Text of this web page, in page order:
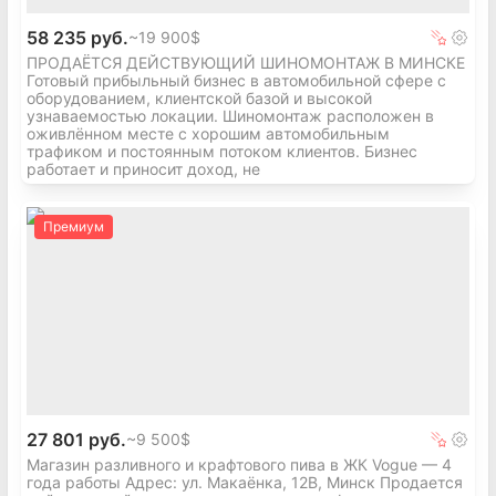
58 235 руб.~19 900$
ПРОДАЁТСЯ ДЕЙСТВУЮЩИЙ ШИНОМОНТАЖ В МИНСКЕ
Готовый прибыльный бизнес в автомобильной сфере с
оборудованием, клиентской базой и высокой
узнаваемостью локации. Шиномонтаж расположен в
оживлённом месте с хорошим автомобильным
трафиком и постоянным потоком клиентов. Бизнес
работает и приносит доход, не
Премиум
27 801 руб.~9 500$
Магазин разливного и крафтового пива в ЖК Vogue — 4
года работы Адрес: ул. Макаёнка, 12В, Минск Продается